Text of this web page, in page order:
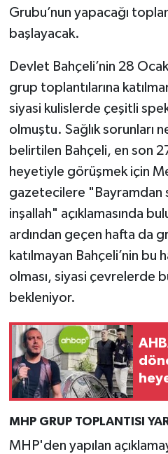
Grubu’nun yapacağı
başlayacak.
Devlet Bahçeli’nin 28
grup toplantılarına
siyasi kulislerde çeşitli
olmuştu. Sağlık sorunları
belirtilen Bahçeli, en son
heyetiyle görüşmek için
gazetecilere "Bayramdan
inşallah" açıklamasında
ardından geçen hafta da
katılmayan Bahçeli’nin bu
olması, siyasi çevrelerde
bekleniyor.
MHP GRUP TOPLANTISI
MHP'den yapılan